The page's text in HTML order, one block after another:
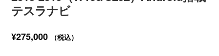
テスラナビ
¥275,000 （税込）